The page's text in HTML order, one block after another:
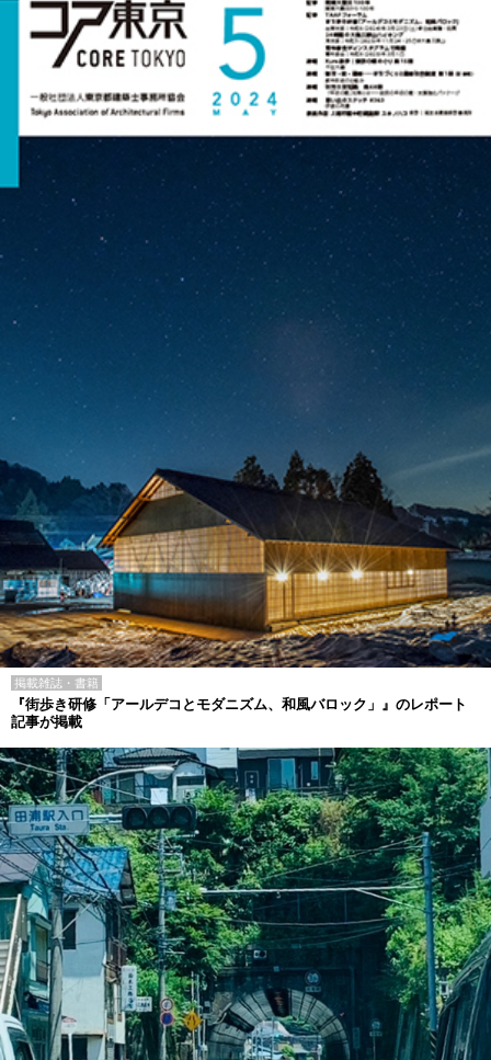
掲載雑誌・書籍
『街歩き研修「アールデコとモダニズム、和風バロック」』のレポート
記事が掲載